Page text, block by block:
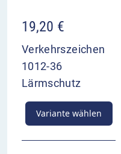
19,20 €
Verkehrszeichen
1012-36
Lärmschutz
Variante wählen